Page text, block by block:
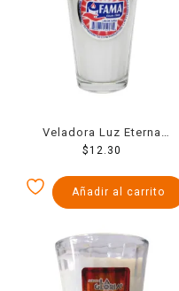
Veladora Luz Eterna
limonero Fama
$12.30
Añadir al carrito